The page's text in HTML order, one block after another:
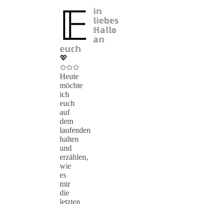
𝔼
𝕚𝕟
𝕝𝕚𝕖𝕓𝕖𝕤
ℍ𝕒𝕝𝕝𝕠
𝕒𝕟
𝕖𝕦𝕔𝕙
💖
✩✩✩
Heute
möchte
ich
euch
auf
dem
laufenden
halten
und
erzählen,
wie
es
mir
die
letzten